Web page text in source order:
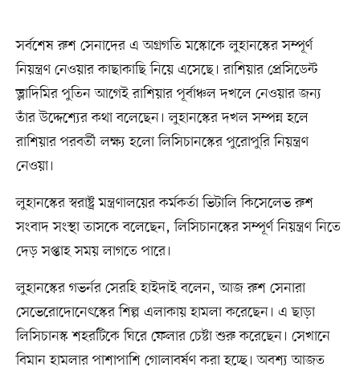
সর্বশেষ রুশ সেনাদের এ অগ্রগতি মস্কোকে লুহানস্কের সম্পূর্ণ
নিয়ন্ত্রণ নেওয়ার কাছাকাছি নিয়ে এসেছে। রাশিয়ার প্রেসিডেন্ট
ভ্লাদিমির পুতিন আগেই রাশিয়ার পূর্বাঞ্চল দখলে নেওয়ার জন্য
তাঁর উদ্দেশ্যের কথা বলেছেন। লুহানস্কের দখল সম্পন্ন হলে
রাশিয়ার পরবর্তী লক্ষ্য হলো লিসিচানস্কের পুরোপুরি নিয়ন্ত্রণ
নেওয়া।
লুহানস্কের স্বরাষ্ট্র মন্ত্রণালয়ের কর্মকর্তা ভিটালি কিসেলেভ রুশ
সংবাদ সংস্থা তাসকে বলেছেন, লিসিচানস্কের সম্পূর্ণ নিয়ন্ত্রণ নিতে
দেড় সপ্তাহ সময় লাগতে পারে।
লুহানস্কের গভর্নর সেরহি হাইদাই বলেন, আজ রুশ সেনারা
সেভেরোদোনেৎস্কের শিল্প এলাকায় হামলা করেছেন। এ ছাড়া
লিসিচানস্ক শহরটিকে ঘিরে ফেলার চেষ্টা শুরু করেছেন। সেখানে
বিমান হামলার পাশাপাশি গোলাবর্ষণ করা হচ্ছে। অবশ্য আজত